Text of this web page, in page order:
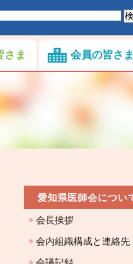
さま 会員の皆さ
愛知県医師会につい
会長挨拶
会内組織構成と連絡先